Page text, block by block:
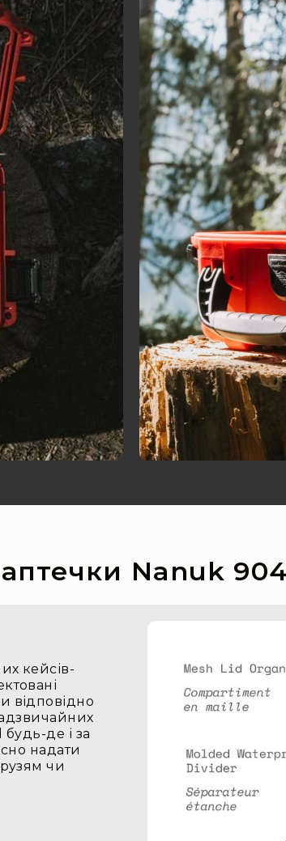
Nanuk
кейсів-
відповідно
де і за
надати
чи